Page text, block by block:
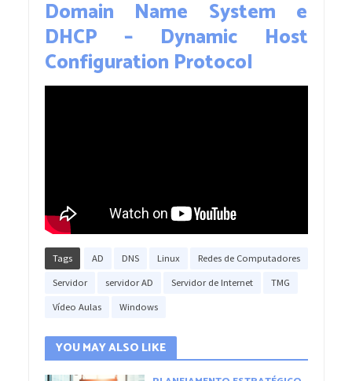
Domain Name System e
DHCP – Dynamic Host
Configuration Protocol
Tags AD DNS Linux Redes de Computadores
Servidor servidor AD Servidor de Internet TMG
Vídeo Aulas Windows
YOU MAY ALSO LIKE